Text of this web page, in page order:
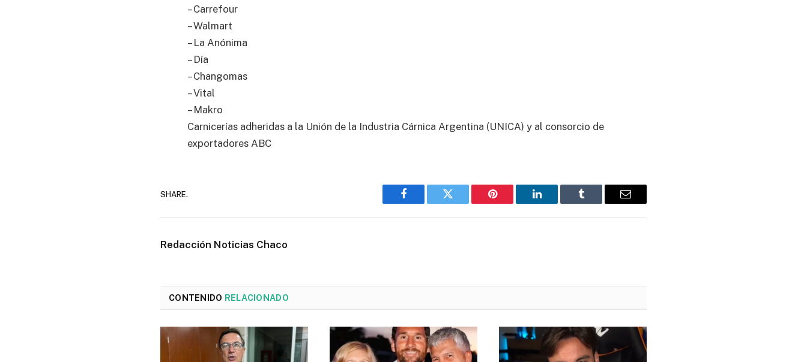
– Carrefour
– Walmart
– La Anónima
– Día
– Changomas
– Vital
– Makro
Carnicerías adheridas a la Unión de la Industria Cárnica Argentina (UNICA) y al consorcio de
exportadores ABC
SHARE.
Facebook Twitter Pinterest LinkedIn Tumblr Email
Redacción Noticias Chaco
CONTENIDO RELACIONADO